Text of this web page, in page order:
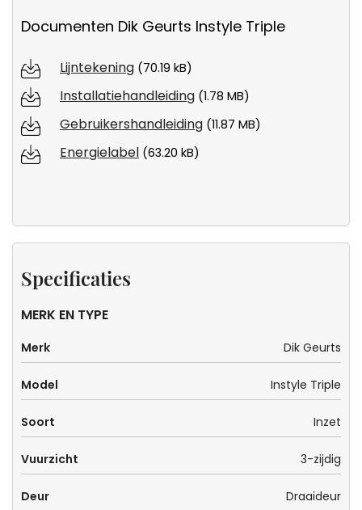
Documenten Dik Geurts Instyle Triple
Lijntekening (70.19 kB)
Installatiehandleiding (1.78 MB)
Gebruikershandleiding (11.87 MB)
Energielabel (63.20 kB)
Specificaties
MERK EN TYPE
Merk Dik Geurts
Model Instyle Triple
Soort Inzet
Vuurzicht 3-zijdig
Deur Draaideur